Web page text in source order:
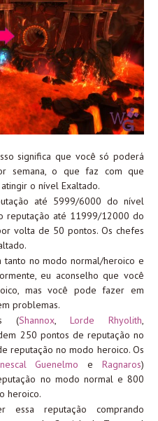
significa que você só poderá
semana, o que faz com que
o nível Exaltado.
até 5999/6000 do nível
reputação até 11999/12000 do
volta de 50 pontos. Os chefes
no modo normal/heroico e
eu aconselho que você
mas você pode fazer em
problemas.
(Shannox,Lorde Rhyolith,
250 pontos de reputação no
reputação no modo heroico. Os
Guenelmo eRagnaros)
no modo normal e 800
heroico.
essa reputação comprando